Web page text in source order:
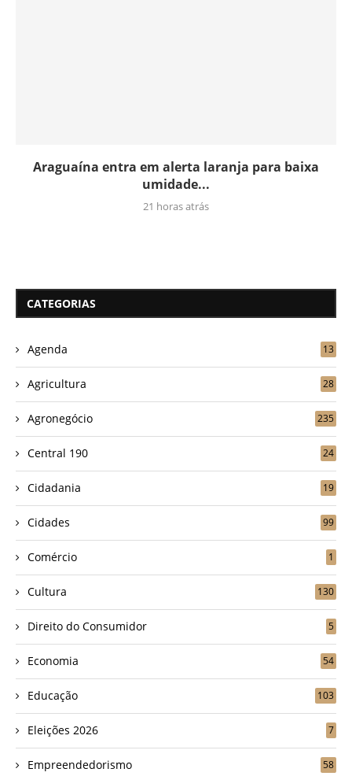
Araguaína entra em alerta laranja para baixa
umidade...
21 horas atrás
CATEGORIAS
Agenda 13
Agricultura 28
Agronegócio 235
Central 190 24
Cidadania 19
Cidades 99
Comércio 1
Cultura 130
Direito do Consumidor 5
Economia 54
Educação 103
Eleições 2026 7
Empreendedorismo 58